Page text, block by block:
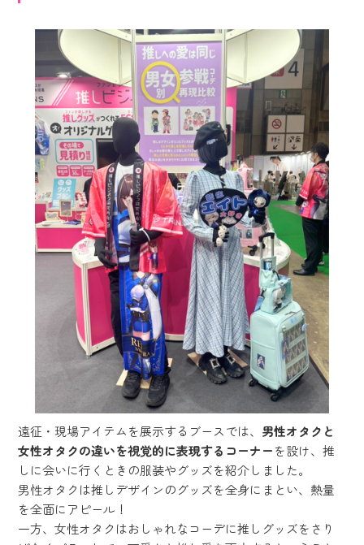
遠征・現場アイテムを展示するブースでは、 男性オタクと
女性オタクの違いを視覚的に表現するコーナーを設け、推
しに会いに行くときの服装やグッズを紹介しました。
男性オタクは推しデザインのグッズを全身にまとい、熱量
を全面にアピール！
一方、女性オタクはおしゃれなコーデに推しグッズをさり